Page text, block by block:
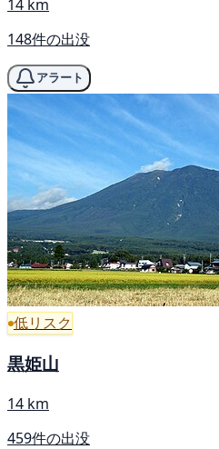
14 km
148件の出没
アラート
低リスク
黒姫山
14 km
459件の出没